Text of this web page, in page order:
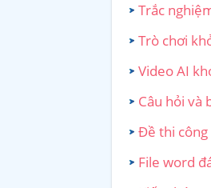
Trắc
Trò chơi
Video AI
Câu hỏi và
Đề thi công
File word